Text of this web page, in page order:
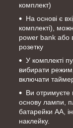
комплект)
На основі є
комплекті),
power bank або
розетку
У комплекті
вибирати
включати
Ви отримуєте
основу лампи,
батарейки АА,
наклейку.